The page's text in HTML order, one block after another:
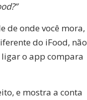
de onde você mora,
do iFood, não
ligar o app compara
e mostra a conta